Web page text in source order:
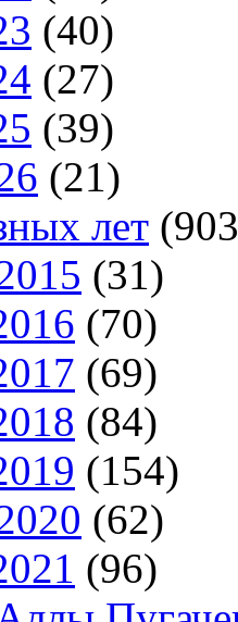
(40)
(27)
(39)
(21)
лет
(31)
(70)
(69)
(84)
(154)
(62)
(96)